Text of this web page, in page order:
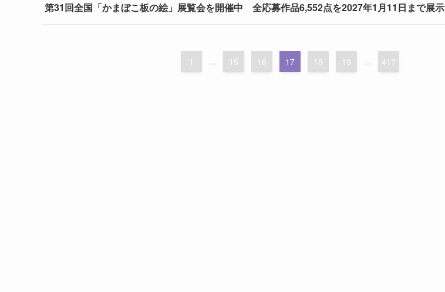
第31回全国「かまぼこ板の絵」展覧会を開催中 全応募作品6,552点を2027年1月11日まで展示
1 ... 15 16 17 18 19 ... 417